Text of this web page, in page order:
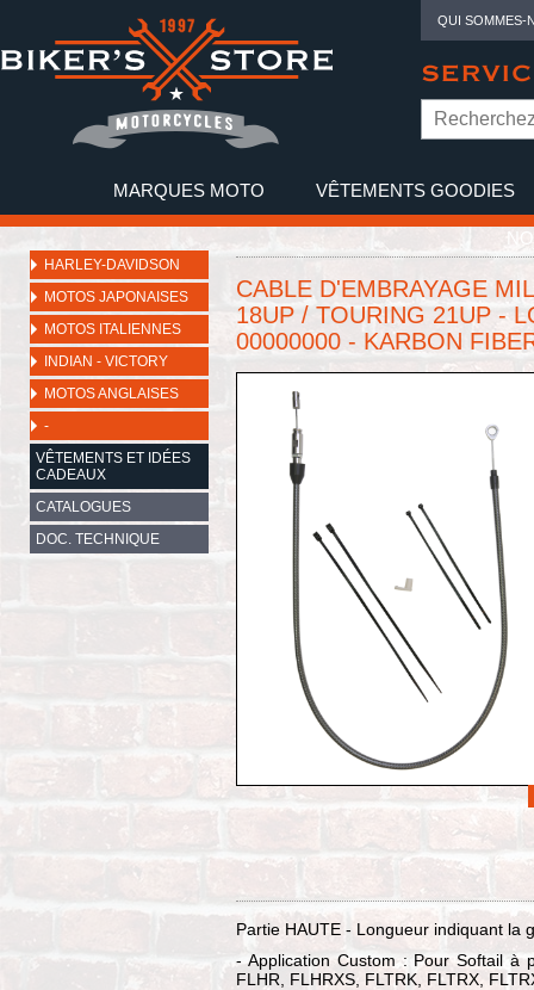
QUI SOMMES-
MARQUES MOTO VÊTEMENTS GOODIES
HARLEY-DAVIDSON
MOTOS JAPONAISES
MOTOS ITALIENNES
INDIAN - VICTORY
MOTOS ANGLAISES
-
VÊTEMENTS ET IDÉES
CADEAUX
CATALOGUES
DOC. TECHNIQUE
CABLE D'EMBRAYAGE
18UP / TOURING 21UP -
00000000 - KARBON
Partie HAUTE - Longueur indiquant la
- Application Custom : Pour Softail à
FLHR, FLHRXS, FLTRK, FLTRX,